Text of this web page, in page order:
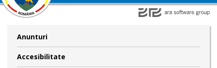
Anunturi
Accesibilitate